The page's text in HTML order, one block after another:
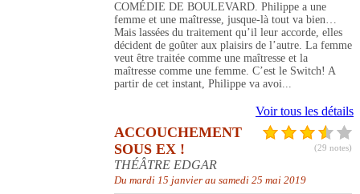
COMÉDIE DE BOULEVARD. Philippe a une
femme et une maîtresse, jusque-là tout va bien…
Mais lassées du traitement qu’il leur accorde, elles
décident de goûter aux plaisirs de l’autre. La femme
veut être traitée comme une maîtresse et la
maîtresse comme une femme. C’est le Switch! A
partir de cet instant, Philippe va avoi...
Voir tous les détails
(29 notes)
ACCOUCHEMENT
SOUS EX !
THÉÂTRE EDGAR
Du mardi 15 janvier au samedi 25 mai 2019